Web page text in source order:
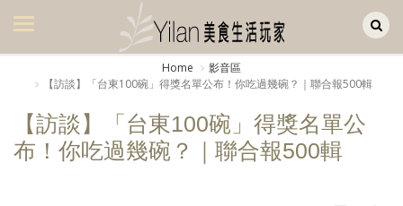
美食集
美飲集
廚房集
旅遊集
Home
影音區
【訪談】「台東100碗」得獎名單公布！你吃過幾碗？｜聯合報500輯
【訪談】「台東100碗」得獎名單公
布！你吃過幾碗？｜聯合報500輯